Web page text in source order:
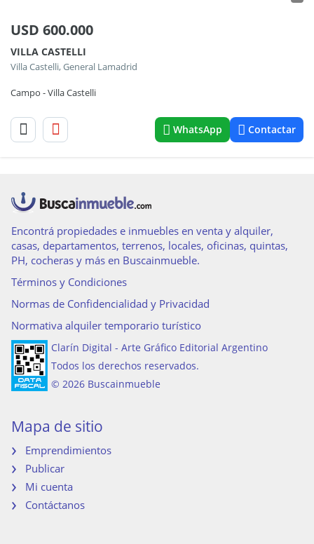
USD 600.000
VILLA CASTELLI
Villa Castelli, General Lamadrid
Campo - Villa Castelli
WhatsApp Contactar
Encontrá propiedades e inmuebles en venta y alquiler,
casas, departamentos, terrenos, locales, oficinas, quintas,
PH, cocheras y más en Buscainmueble.
Términos y Condiciones
Normas de Confidencialidad y Privacidad
Normativa alquiler temporario turístico
Clarín Digital - Arte Gráfico Editorial Argentino
Todos los derechos reservados.
© 2026 Buscainmueble
Mapa de sitio
Emprendimientos
Publicar
Mi cuenta
Contáctanos